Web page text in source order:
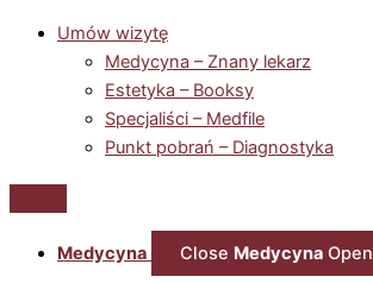
Umów wizytę
Medycyna – Znany lekarz
Estetyka – Booksy
Specjaliści – Medfile
Punkt pobrań – Diagnostyka
Medycyna Close Medycyna Open